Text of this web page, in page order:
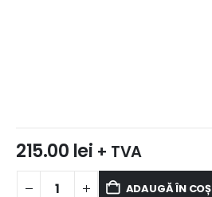
215.00 lei + TVA
ADAUGĂ ÎN COȘ